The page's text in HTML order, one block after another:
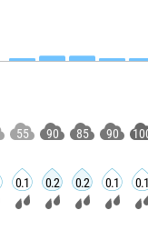
55 90 85 90
0.1 0.2 0.2 0.1